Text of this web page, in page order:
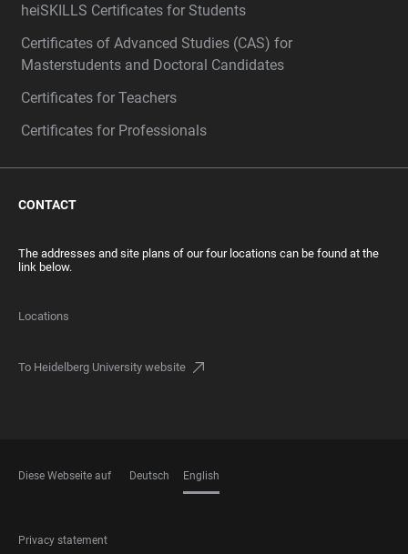
heiSKILLS Certificates for Students
Certificates of Advanced Studies (CAS) for
Masterstudents and Doctoral Candidates
Certificates for Teachers
Certificates for Professionals
CONTACT
The addresses and site plans of our four locations can be found at the
link below.
Locations
To Heidelberg University website
Diese Webseite auf Deutsch English
FOOTER
Privacy statement